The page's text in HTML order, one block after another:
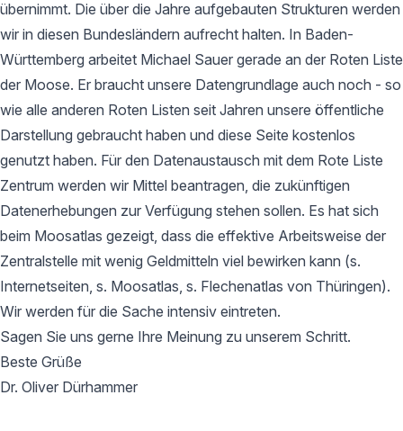
übernimmt. Die über die Jahre aufgebauten Strukturen werden
wir in diesen Bundesländern aufrecht halten. In Baden-
Württemberg arbeitet Michael Sauer gerade an der Roten Liste
der Moose. Er braucht unsere Datengrundlage auch noch - so
wie alle anderen Roten Listen seit Jahren unsere öffentliche
Darstellung gebraucht haben und diese Seite kostenlos
genutzt haben. Für den Datenaustausch mit dem Rote Liste
Zentrum werden wir Mittel beantragen, die zukünftigen
Datenerhebungen zur Verfügung stehen sollen. Es hat sich
beim Moosatlas gezeigt, dass die effektive Arbeitsweise der
Zentralstelle mit wenig Geldmitteln viel bewirken kann (s.
Internetseiten, s. Moosatlas, s. Flechenatlas von Thüringen).
Wir werden für die Sache intensiv eintreten.
Sagen Sie uns gerne Ihre Meinung zu unserem Schritt.
Beste Grüße
Dr. Oliver Dürhammer